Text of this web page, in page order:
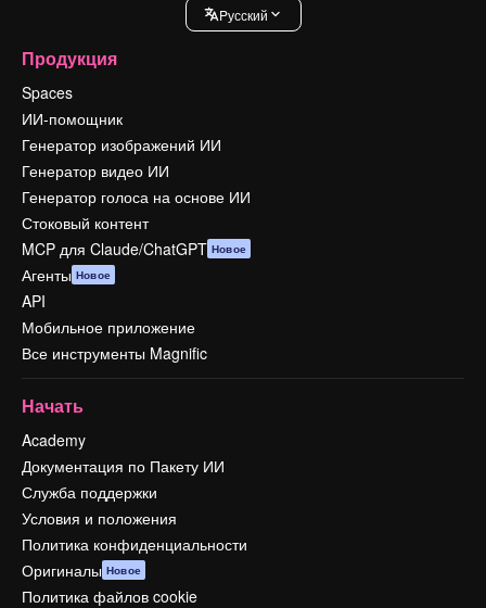
Pусский
Продукция
Spaces
ИИ-помощник
Генератор изображений ИИ
Генератор видео ИИ
Генератор голоса на основе ИИ
Стоковый контент
MCP для Claude/ChatGPT Новое
Агенты Новое
API
Мобильное приложение
Все инструменты Magnific
Начать
Academy
Документация по Пакету ИИ
Служба поддержки
Условия и положения
Политика конфиденциальности
Оригиналы Новое
Политика файлов cookie